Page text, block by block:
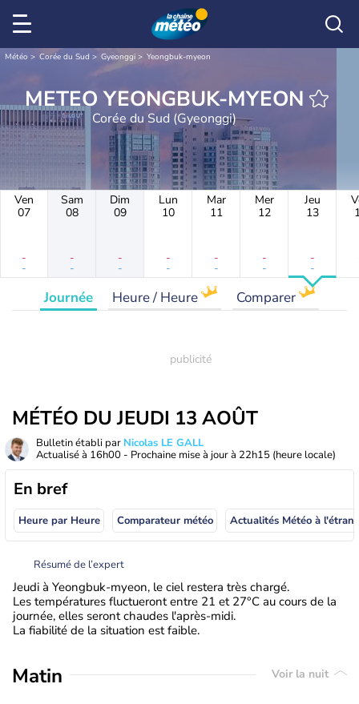
Météo Corée du Sud Gyeonggi Yeongbuk-myeon
METEO YEONGBUK-MYEON
Corée du Sud (Gyeonggi)
Ven
07
-
-
Sam
08
-
-
Dim
09
-
-
Lun
10
-
-
Mar
11
-
-
Mer
12
-
-
Jeu
13
-
-
Journée Heure / Heure Comparer
MÉTÉO DU JEUDI 13 AOÛT
Bulletin établi par Nicolas LE GALL
Actualisé à 16h00 - Prochaine mise à jour à 22h15 (heure locale)
En bref
Heure par Heure Comparateur météo
Résumé de l’expert
Jeudi à Yeongbuk-myeon, le ciel restera très chargé.
Les températures fluctueront entre 21 et 27°C au cours de la
journée, elles seront chaudes l'après-midi.
La fiabilité de la situation est faible.
Matin Voir la nuit